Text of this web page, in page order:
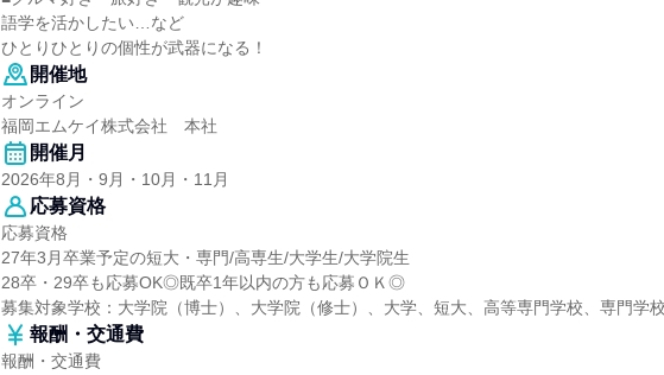
語学を活かしたい…など
ひとりひとりの個性が武器になる！
開催地
オンライン
福岡エムケイ株式会社 本社
開催月
2026年8月・9月・10月・11月
応募資格
応募資格
27年3月卒業予定の短大・専門/高専生/大学生/大学院生
28卒・29卒も応募OK◎既卒1年以内の方も応募ＯＫ◎
募集対象学校：大学院（博士）、大学院（修士）、大学、短大、高等専門学校、専門学校
報酬・交通費
報酬・交通費